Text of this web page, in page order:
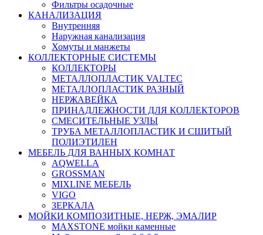
Фильтры осадочные
КАНАЛИЗАЦИЯ
Внутренняя
Наружная канализация
Хомуты и манжеты
КОЛЛЕКТОРНЫЕ СИСТЕМЫ
КОЛЛЕКТОРЫ
МЕТАЛЛОПЛАСТИК VALTEC
МЕТАЛЛОПЛАСТИК РАЗНЫЙ
НЕРЖАВЕЙКА
ПРИНАДЛЕЖНОСТИ ДЛЯ КОЛЛЕКТОРОВ
СМЕСИТЕЛЬНЫЕ УЗЛЫ
ТРУБА МЕТАЛЛОПЛАСТИК И СШИТЫЙ
ПОЛИЭТИЛЕН
МЕБЕЛЬ ДЛЯ ВАННЫХ КОМНАТ
AQWELLA
GROSSMAN
MIXLINE МЕБЕЛЬ
VIGO
ЗЕРКАЛА
МОЙКИ КОМПОЗИТНЫЕ, НЕРЖ, ЭМАЛИР
MAXSTONE мойки каменные